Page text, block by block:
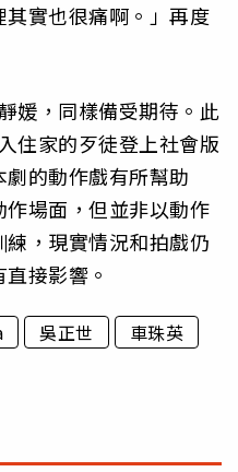
實也很痛啊。」再度
媛，同樣備受期待。此
住家的歹徒登上社會版
的動作戲有所幫助
場面，但並非以動作
，現實情況和拍戲仍
接影響。
吳正世
車珠英